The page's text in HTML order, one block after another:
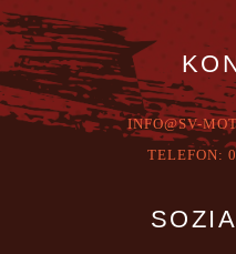
INFO@SV-
TELEFON: